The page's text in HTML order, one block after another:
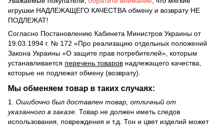
игрушки НАДЛЕЖАЩЕГО КАЧЕСТВА обмену и возврату НЕ
ПОДЛЕЖАТ!
Согласно Постановлению Кабинета Министров Украины от
19.03.1994 г. № 172 «Про реализацию отдельных положений
Закона Украины «О защите прав потребителей», которым
устанавливается перечень товаров надлежащего качества,
которые не подлежат обмену (возврату).
Мы обменяем товар в таких случаях:
1. Ошибочно был доставлен товар, отличный от
указанного в заказе. Товар не должен иметь следов
использования, повреждения и т.д. Тон и цвет изделий может